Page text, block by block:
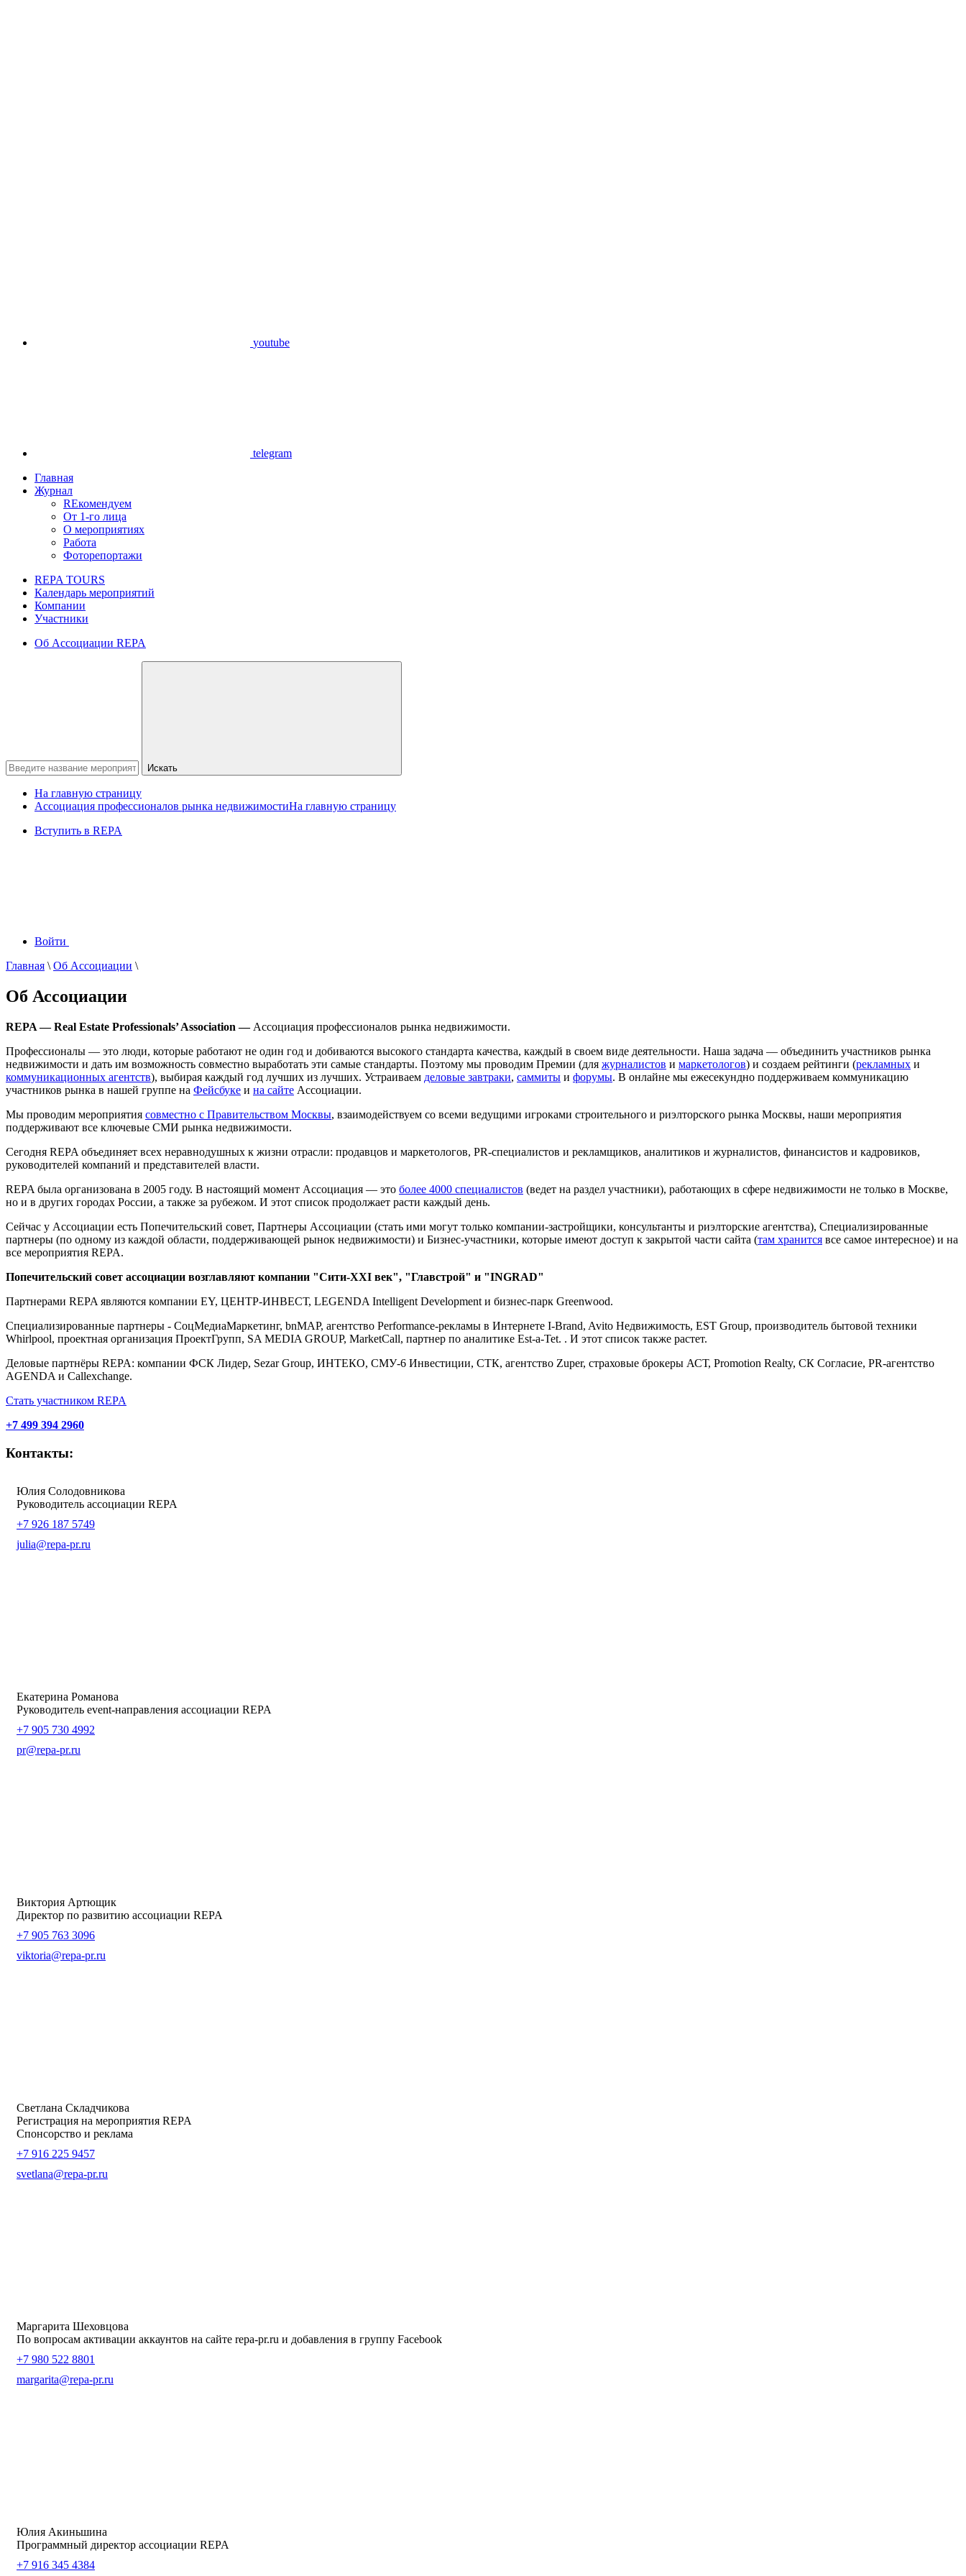
youtube
telegram
Главная
Журнал
REкомендуем
От 1-го лица
О мероприятиях
Работа
Фоторепортажи
REPA TOURS
Календарь мероприятий
Компании
Участники
Об Ассоциации REPA
Искать
На главную страницу
Ассоциация профессионалов рынка недвижимостиНа главную страницу
Вступить в REPA
Войти
Главная \ Об Ассоциации \
Об Ассоциации
REPA — Real Estate Professionals’ Association — Ассоциация профессионалов рынка недвижимости.
Профессионалы — это люди, которые работают не один год и добиваются высокого стандарта качества, каждый в своем виде деятельности. Наша задача — объединить участников рынка
недвижимости и дать им возможность совместно выработать эти самые стандарты. Поэтому мы проводим Премии (для журналистов и маркетологов) и создаем рейтинги (рекламных и
коммуникационных агентств), выбирая каждый год лучших из лучших. Устраиваем деловые завтраки, саммиты и форумы. В онлайне мы ежесекундно поддерживаем коммуникацию
участников рынка в нашей группе на Фейсбуке и на сайте Ассоциации.
Мы проводим мероприятия совместно с Правительством Москвы, взаимодействуем со всеми ведущими игроками строительного и риэлторского рынка Москвы, наши мероприятия
поддерживают все ключевые СМИ рынка недвижимости.
Сегодня REPA объединяет всех неравнодушных к жизни отрасли: продавцов и маркетологов, PR-специалистов и рекламщиков, аналитиков и журналистов, финансистов и кадровиков,
руководителей компаний и представителей власти.
REPA была организована в 2005 году. В настоящий момент Ассоциация — это более 4000 специалистов (ведет на раздел участники), работающих в сфере недвижимости не только в Москве,
но и в других городах России, а также за рубежом. И этот список продолжает расти каждый день.
Сейчас у Ассоциации есть Попечительский совет, Партнеры Ассоциации (стать ими могут только компании-застройщики, консультанты и риэлторские агентства), Специализированные
партнеры (по одному из каждой области, поддерживающей рынок недвижимости) и Бизнес-участники, которые имеют доступ к закрытой части сайта (там хранится все самое интересное) и на
все мероприятия REPA.
Попечительский совет ассоциации возглавляют компании "Сити-XXI век", "Главстрой" и "INGRAD"
Партнерами REPA являются компании EY, ЦЕНТР-ИНВЕСТ, LEGENDA Intelligent Development и бизнес-парк Greenwood.
Специализированные партнеры - СоцМедиаМаркетинг, bnMAP, агентство Performance-рекламы в Интернете I-Brand, Avito Недвижимость, EST Group, производитель бытовой техники
Whirlpool, проектная организация ПроектГрупп, SA MEDIA GROUP, MarketCall, партнер по аналитике Est-a-Tet. . И этот список также растет.
Деловые партнёры REPA: компании ФСК Лидер, Sezar Group, ИНТЕКО, СМУ-6 Инвестиции, СТК, агентство Zuper, страховые брокеры АСТ, Promotion Realty, СК Согласие, PR-агентство
AGENDA и Callexchange.
Стать участником REPA
+7 499 394 2960
Контакты:
Юлия Солодовникова
Руководитель ассоциации REPA
+7 926 187 5749
julia@repa-pr.ru
Екатерина Романова
Руководитель event-направления ассоциации REPA
+7 905 730 4992
pr@repa-pr.ru
Виктория Артющик
Директор по развитию ассоциации REPA
+7 905 763 3096
viktoria@repa-pr.ru
Светлана Складчикова
Регистрация на мероприятия REPA
Спонсорство и реклама
+7 916 225 9457
svetlana@repa-pr.ru
Маргарита Шеховцова
По вопросам активации аккаунтов на сайте repa-pr.ru и добавления в группу Facebook
+7 980 522 8801
margarita@repa-pr.ru
Юлия Акиньшина
Программный директор ассоциации REPA
+7 916 345 4384